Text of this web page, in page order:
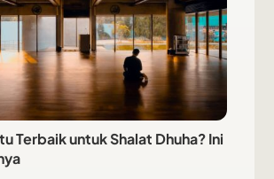
Terbaik untuk Shalat Dhuha? Ini